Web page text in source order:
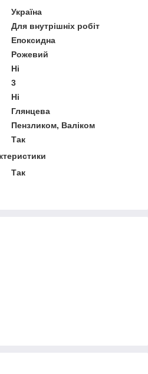
Україна
Для внутрішніх робіт
Епоксидна
Рожевий
Ні
3
Ні
Глянцева
Пензликом, Валіком
Так
Так